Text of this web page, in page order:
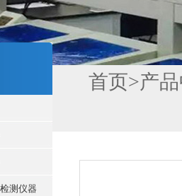
测仪器
首页>产